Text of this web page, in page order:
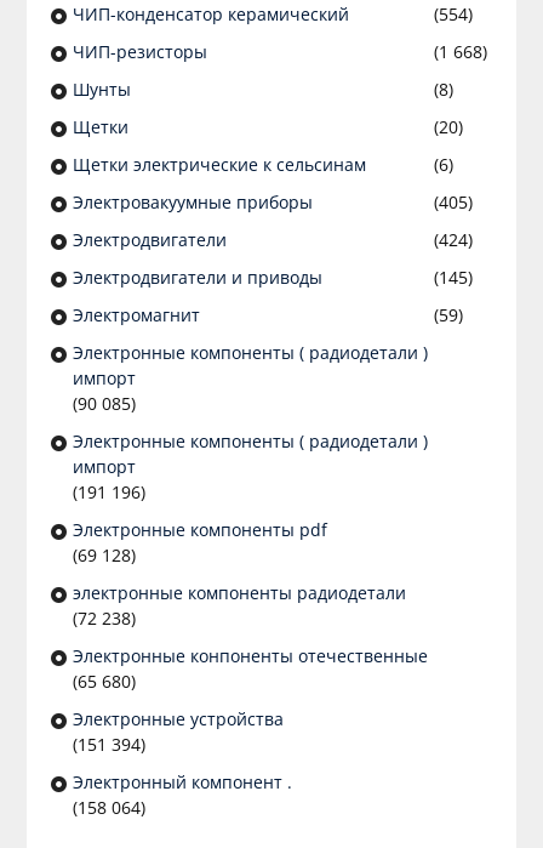
ЧИП-конденсатор керамический
(554)
ЧИП-резисторы
(1 668)
Шунты
(8)
Щетки
(20)
Щетки электрические к сельсинам
(6)
Электровакуумные приборы
(405)
Электродвигатели
(424)
Электродвигатели и приводы
(145)
Электромагнит
(59)
Электронные компоненты ( радиодетали )
импорт
(90 085)
Электронные компоненты ( радиодетали )
импорт
(191 196)
Электронные компоненты pdf
(69 128)
электронные компоненты радиодетали
(72 238)
Электронные конпоненты отечественные
(65 680)
Электронные устройства
(151 394)
Электронный компонент .
(158 064)